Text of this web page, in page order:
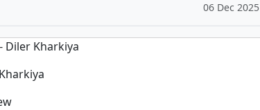
06 Dec 2025
Diler Kharkiya